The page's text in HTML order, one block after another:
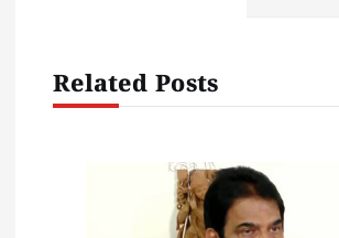
tRelated Posts